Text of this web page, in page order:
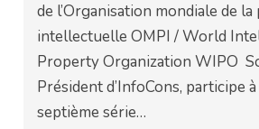
de l’Organisation mondiale de
intellectuelle OMPI / World
Property Organization WIPO
Président d’InfoCons, participe
septième série…